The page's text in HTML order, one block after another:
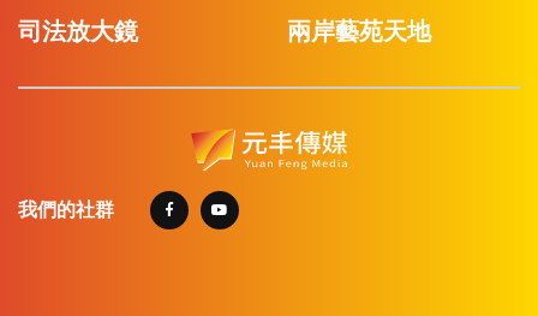
司法放大鏡 兩岸藝苑天地
我們的社群